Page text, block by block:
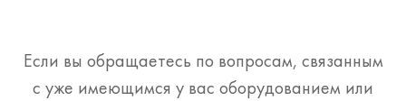
Если вы обращаетесь по вопросам, связанным
с уже имеющимся у вас оборудованием или